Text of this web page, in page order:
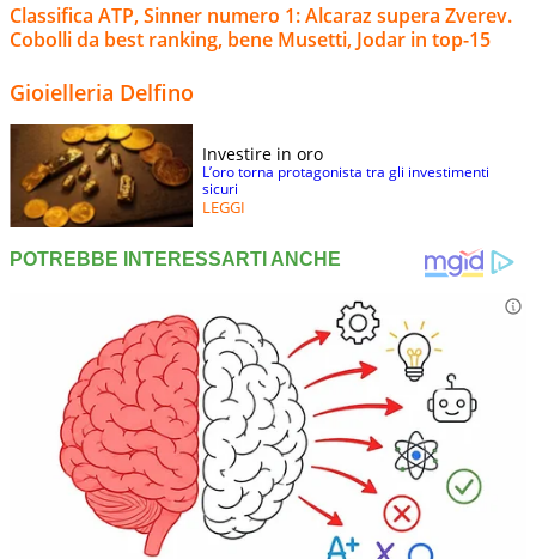
Classifica ATP, Sinner numero 1: Alcaraz supera Zverev.
Cobolli da best ranking, bene Musetti, Jodar in top-15
Gioielleria Delfino
Investire in oro
L’oro torna protagonista tra gli investimenti
sicuri
LEGGI